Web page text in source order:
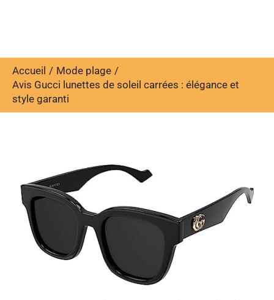
Accueil
Mode plage
Avis Gucci lunettes de soleil carrées : élégance et
style garanti